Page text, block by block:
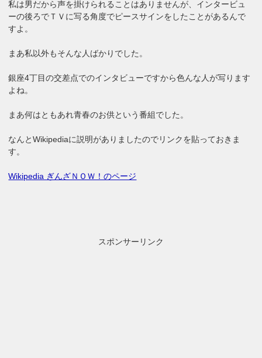
私は男だから声を掛けられることはありませんが、インタービュ
ーの後ろでＴＶに写る角度でピースサインをしたことがあるんで
すよ。
まあ私以外もそんな人ばかりでした。
銀座4丁目の交差点でのインタビューですから色んな人が写ります
よね。
まあ何はともあれ青春のお供という番組でした。
なんとWikipediaに説明がありましたのでリンクを貼っておきま
す。
Wikipedia ぎんざＮＯＷ！のページ
スポンサーリンク